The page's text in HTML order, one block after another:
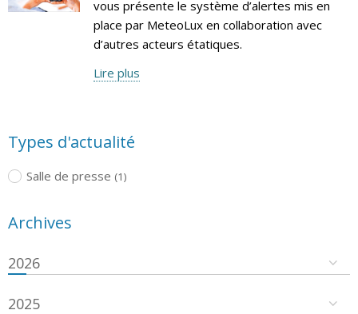
vous présente le système d’alertes mis en
place par MeteoLux en collaboration avec
d’autres acteurs étatiques.
Lire plus
Types d'actualité
Salle de presse (1)
Archives
2026
2025